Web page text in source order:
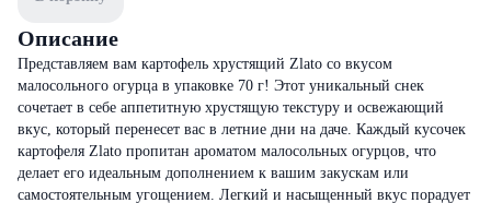
Описание
Представляем вам картофель хрустящий Zlato со вкусом
малосольного огурца в упаковке 70 г! Этот уникальный снек
сочетает в себе аппетитную хрустящую текстуру и освежающий
вкус, который перенесет вас в летние дни на даче. Каждый кусочек
картофеля Zlato пропитан ароматом малосольных огурцов, что
делает его идеальным дополнением к вашим закускам или
самостоятельным угощением. Легкий и насыщенный вкус порадует